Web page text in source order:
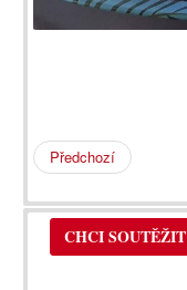
Předchozí
CHCI SOUTĚŽIT